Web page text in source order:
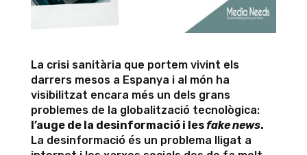
La crisi sanitària que portem vivint els
darrers mesos a Espanya i al món ha
visibilitzat encara més un dels grans
problemes de la globalització tecnològica:
l’auge de la desinformació i lesfake news.
La desinformació és un problema lligat a